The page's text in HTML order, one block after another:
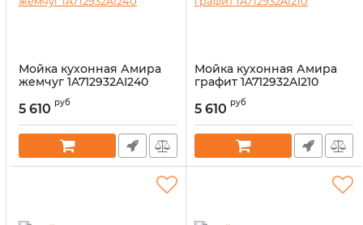
Мойка кухонная Амира
жемчуг 1A712932AI240
14327740
5 610 руб
Мойка кухонная Амира
графит 1A712932AI210
14327739
5 610 руб